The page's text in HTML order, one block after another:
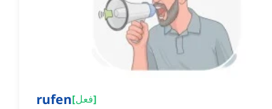
rufen[فعل]